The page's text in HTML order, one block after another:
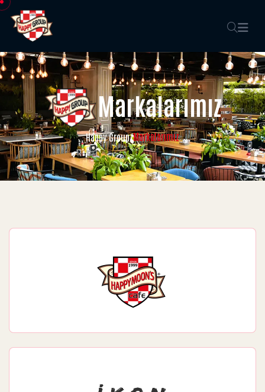
Markalarımız
Happy Group/Markalarımız